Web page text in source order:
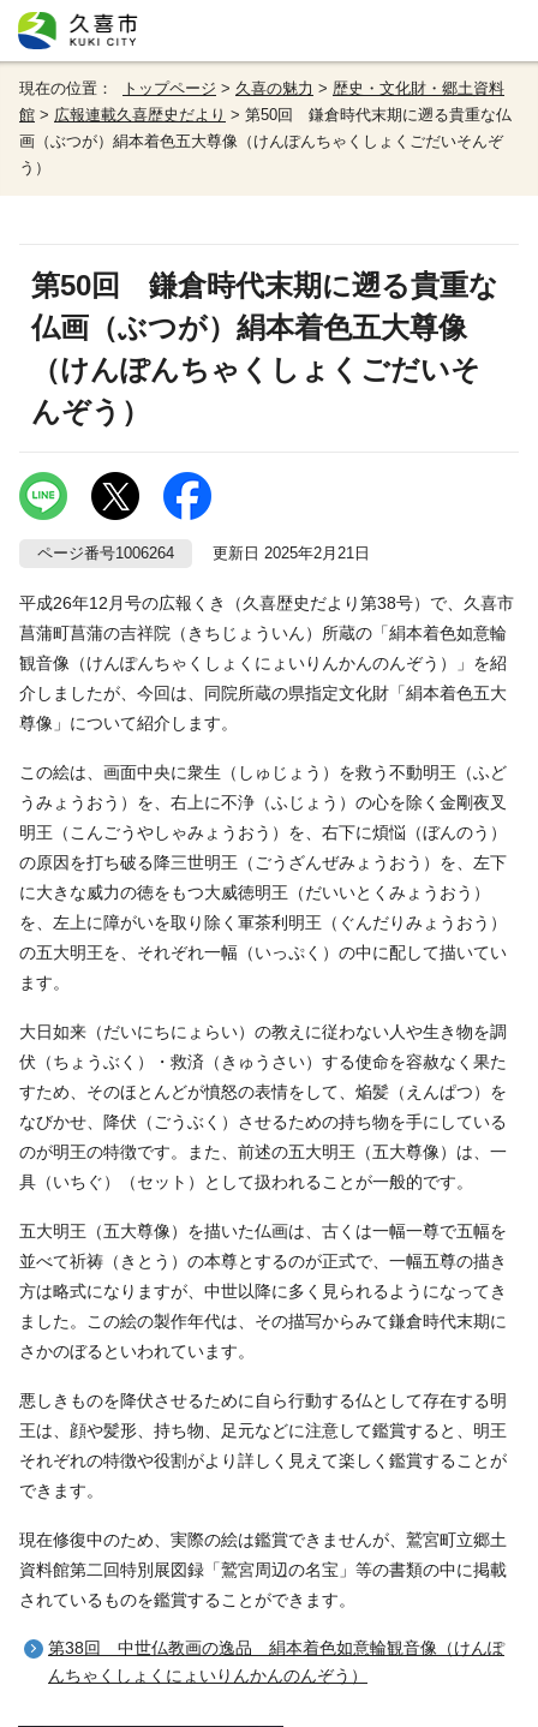
現在の位置： トップページ > 久喜の魅力 > 歴史・文化財・郷土資料
館 > 広報連載久喜歴史だより > 第50回 鎌倉時代末期に遡る貴重な仏
画（ぶつが）絹本着色五大尊像（けんぽんちゃくしょくごだいそんぞ
う）
第50回 鎌倉時代末期に遡る貴重な
仏画（ぶつが）絹本着色五大尊像
（けんぽんちゃくしょくごだいそ
んぞう）
ページ番号1006264 更新日 2025年2月21日
平成26年12月号の広報くき（久喜歴史だより第38号）で、久喜市
菖蒲町菖蒲の吉祥院（きちじょういん）所蔵の「絹本着色如意輪
観音像（けんぽんちゃくしょくにょいりんかんのんぞう）」を紹
介しましたが、今回は、同院所蔵の県指定文化財「絹本着色五大
尊像」について紹介します。
この絵は、画面中央に衆生（しゅじょう）を救う不動明王（ふど
うみょうおう）を、右上に不浄（ふじょう）の心を除く金剛夜叉
明王（こんごうやしゃみょうおう）を、右下に煩悩（ぼんのう）
の原因を打ち破る降三世明王（ごうざんぜみょうおう）を、左下
に大きな威力の徳をもつ大威徳明王（だいいとくみょうおう）
を、左上に障がいを取り除く軍茶利明王（ぐんだりみょうおう）
の五大明王を、それぞれ一幅（いっぷく）の中に配して描いてい
ます。
大日如来（だいにちにょらい）の教えに従わない人や生き物を調
伏（ちょうぶく）・救済（きゅうさい）する使命を容赦なく果た
すため、そのほとんどが憤怒の表情をして、焔髪（えんぱつ）を
なびかせ、降伏（ごうぶく）させるための持ち物を手にしている
のが明王の特徴です。また、前述の五大明王（五大尊像）は、一
具（いちぐ）（セット）として扱われることが一般的です。
五大明王（五大尊像）を描いた仏画は、古くは一幅一尊で五幅を
並べて祈祷（きとう）の本尊とするのが正式で、一幅五尊の描き
方は略式になりますが、中世以降に多く見られるようになってき
ました。この絵の製作年代は、その描写からみて鎌倉時代末期に
さかのぼるといわれています。
悪しきものを降伏させるために自ら行動する仏として存在する明
王は、顔や髪形、持ち物、足元などに注意して鑑賞すると、明王
それぞれの特徴や役割がより詳しく見えて楽しく鑑賞することが
できます。
現在修復中のため、実際の絵は鑑賞できませんが、鷲宮町立郷土
資料館第二回特別展図録「鷲宮周辺の名宝」等の書類の中に掲載
されているものを鑑賞することができます。
第38回 中世仏教画の逸品 絹本着色如意輪観音像（けんぽ
んちゃくしょくにょいりんかんのんぞう）